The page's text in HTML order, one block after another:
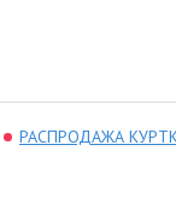
РАСПРОДАЖА